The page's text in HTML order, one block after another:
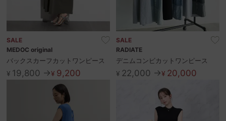
SALE
MEDOC original
バックスカーフカットワンピース
¥19,800 →¥9,200
SALE
RADIATE
デニムコンビカットワンピース
¥22,000 →¥20,000